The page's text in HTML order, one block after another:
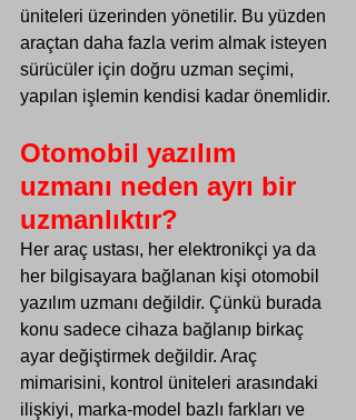
üniteleri üzerinden yönetilir. Bu yüzden
araçtan daha fazla verim almak isteyen
sürücüler için doğru uzman seçimi,
yapılan işlemin kendisi kadar önemlidir.
Otomobil yazılım
uzmanı neden ayrı bir
uzmanlıktır?
Her araç ustası, her elektronikçi ya da
her bilgisayara bağlanan kişi otomobil
yazılım uzmanı değildir. Çünkü burada
konu sadece cihaza bağlanıp birkaç
ayar değiştirmek değildir. Araç
mimarisini, kontrol üniteleri arasındaki
ilişkiyi, marka-model bazlı farkları ve